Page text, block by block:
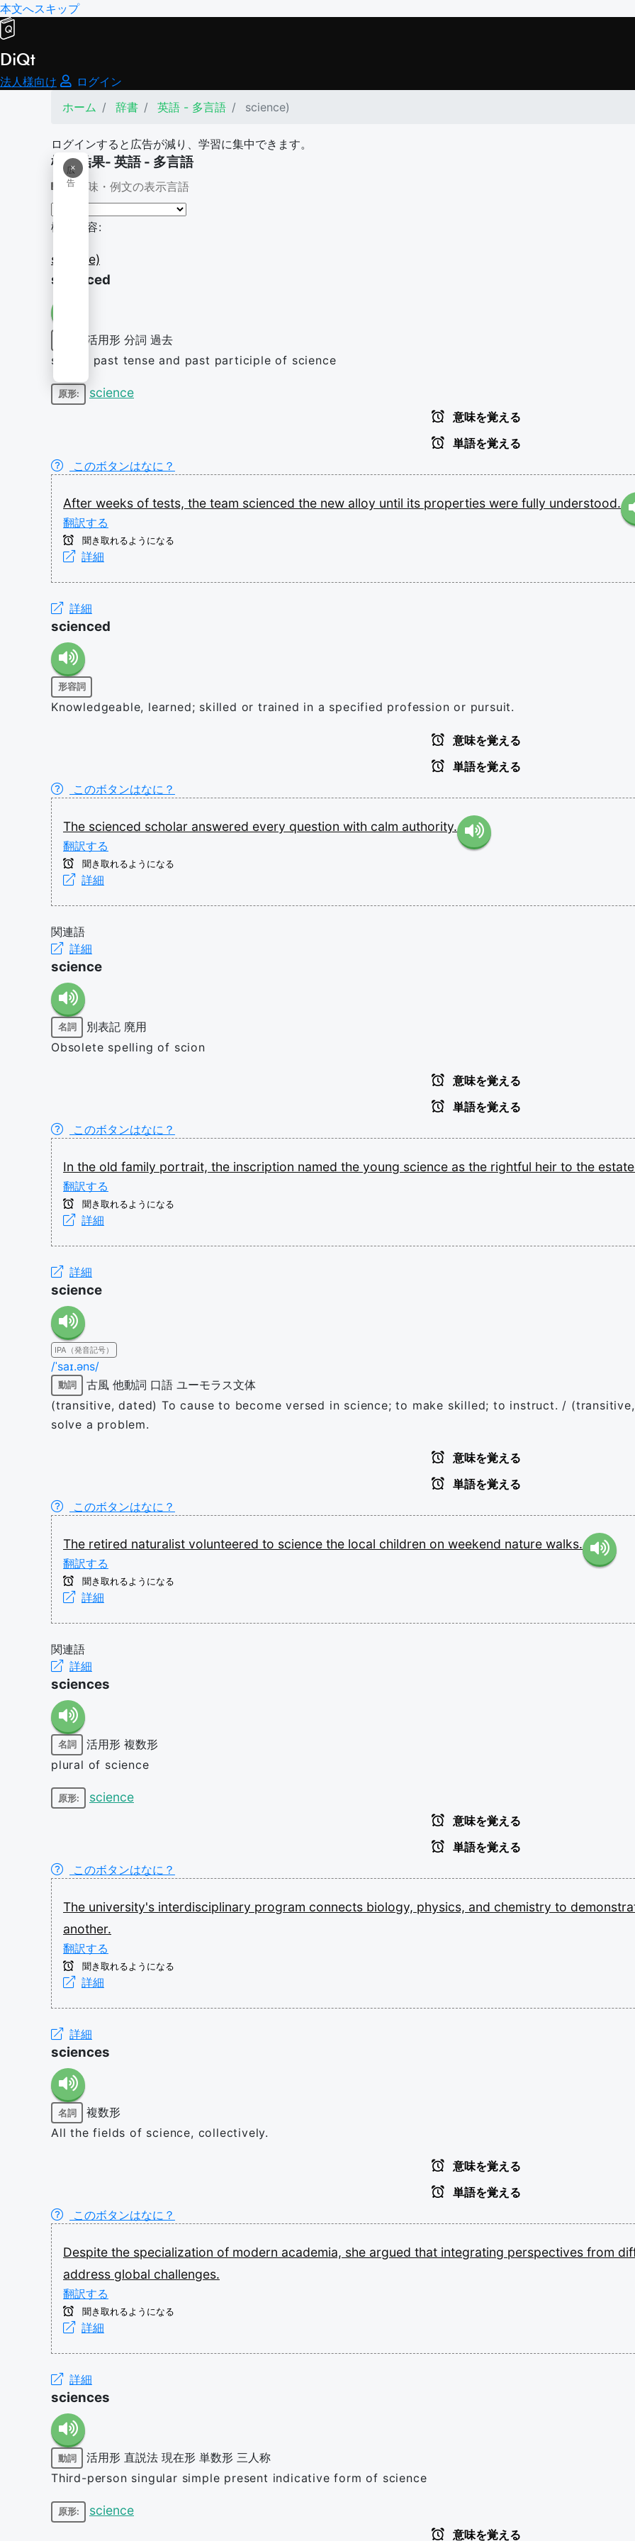
本文へスキップ
DiQt
法人様向け
ログイン
ホーム
辞書 英語 - 多言語 science)
ログインすると広告が減り、学習に集中できます。
×
広
告
検索結果- 英語 - 多言語
意味・例文の表示言語
検索内容:
science)
scienced
活用形 分詞 過去
simple past tense and past participle of science
原形: science
意味を覚える
単語を覚える
このボタンはなに？
After weeks of tests, the team scienced the new alloy until its properties were fully understood.
翻訳する
聞き取れるようになる
詳細
詳細
scienced
形容詞
Knowledgeable, learned; skilled or trained in a specified profession or pursuit.
意味を覚える
単語を覚える
このボタンはなに？
The scienced scholar answered every question with calm authority.
翻訳する
聞き取れるようになる
詳細
関連語
詳細
science
名詞 別表記 廃用
Obsolete spelling of scion
意味を覚える
単語を覚える
このボタンはなに？
In the old family portrait, the inscription named the young science as the rightful heir to the
翻訳する
聞き取れるようになる
詳細
詳細
science
IPA（発音記号）
/ˈsaɪ.əns/
動詞 古風 他動詞 口語 ユーモラス文体
(transitive, dated) To cause to become versed in science; to make skilled; to instruct. /
solve a problem.
意味を覚える
単語を覚える
このボタンはなに？
The retired naturalist volunteered to science the local children on weekend nature walks.
翻訳する
聞き取れるようになる
詳細
関連語
詳細
sciences
名詞 活用形 複数形
plural of science
原形: science
意味を覚える
単語を覚える
このボタンはなに？
The university's interdisciplinary program connects biology, physics, and chemistry to
another.
翻訳する
聞き取れるようになる
詳細
詳細
sciences
名詞
複数形
All the fields of science, collectively.
意味を覚える
単語を覚える
このボタンはなに？
Despite the specialization of modern academia, she argued that integrating perspectives from
address global challenges.
翻訳する
聞き取れるようになる
詳細
詳細
sciences
動詞 活用形 直説法 現在形 単数形 三人称
Third-person singular simple present indicative form of science
原形: science
意味を覚える